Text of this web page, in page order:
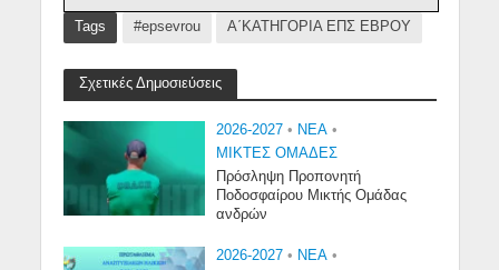
Tags #epsevrou Α΄ΚΑΤΗΓΟΡΙΑ ΕΠΣ ΕΒΡΟΥ
Σχετικές Δημοσιεύσεις
2026-2027 • NEA •
ΜΙΚΤΕΣ ΟΜΑΔΕΣ
Πρόσληψη Προπονητή
Ποδοσφαίρου Μικτής Ομάδας
ανδρών
2026-2027 • NEA •